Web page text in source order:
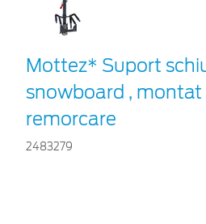
Mottez* Suport
snowboard , montat
remorcare
2483279